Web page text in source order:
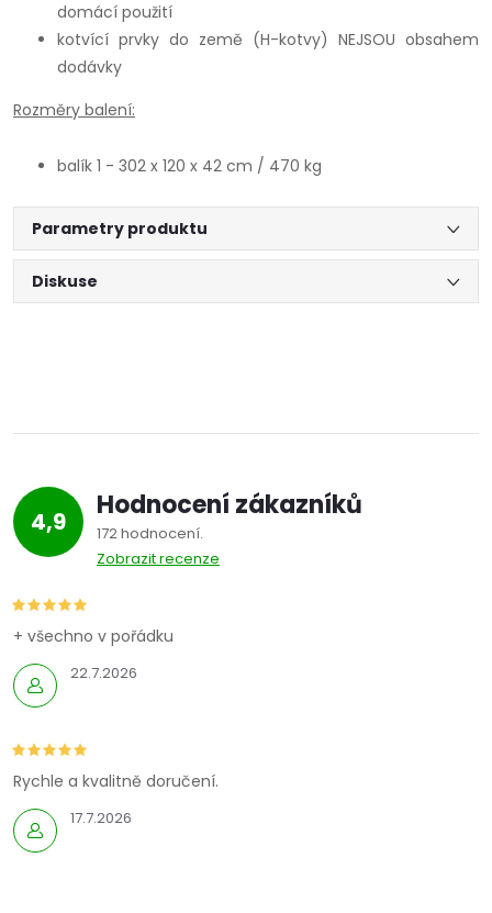
domácí použití
kotvící prvky do země (H-kotvy) NEJSOU obsahem
dodávky
Rozměry balení:
balík 1 - 302 x 120 x 42 cm / 470 kg
Parametry produktu
Diskuse
4,9 Hodnocení zákazníků
172 hodnocení
Zobrazit recenze
22.7.2026
+ všechno v pořádku
17.7.2026
Rychle a kvalitně doručení.